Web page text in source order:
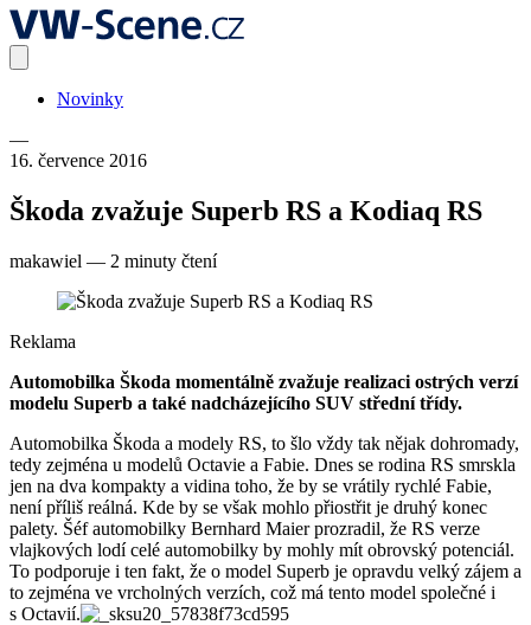
Novinky
—
16. července 2016
Škoda zvažuje Superb RS a Kodiaq RS
makawiel — 2 minuty čtení
Reklama
Automobilka Škoda momentálně zvažuje realizaci ostrých verzí
modelu Superb a také nadcházejícího SUV střední třídy.
Automobilka Škoda a modely RS, to šlo vždy tak nějak dohromady,
tedy zejména u modelů Octavie a Fabie. Dnes se rodina RS smrskla
jen na dva kompakty a vidina toho, že by se vrátily rychlé Fabie,
není příliš reálná. Kde by se však mohlo přiostřit je druhý konec
palety. Šéf automobilky Bernhard Maier prozradil, že RS verze
vlajkových lodí celé automobilky by mohly mít obrovský potenciál.
To podporuje i ten fakt, že o model Superb je opravdu velký zájem a
to zejména ve vrcholných verzích, což má tento model společné i
s Octavií.